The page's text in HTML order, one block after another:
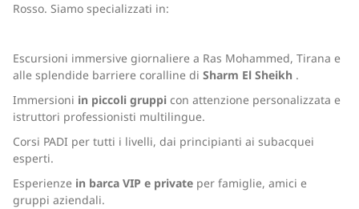
Rosso. Siamo specializzati in:
Escursioni immersive giornaliere a Ras Mohammed, Tirana e
alle splendide barriere coralline di Sharm El Sheikh .
Immersioni in piccoli gruppi con attenzione personalizzata e
istruttori professionisti multilingue.
Corsi PADI per tutti i livelli, dai principianti ai subacquei
esperti.
Esperienze in barca VIP e private per famiglie, amici e
gruppi aziendali.